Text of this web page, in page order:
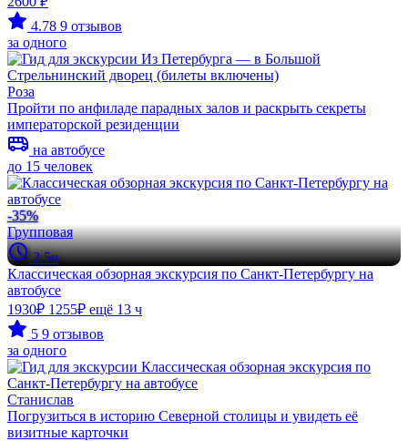
4.78 9 отзывов
за одного
Роза
Пройти по анфиладе парадных залов и раскрыть секреты
императорской резиденции
на автобусе
до 15 человек
-35%
Групповая
2.5ч
Классическая обзорная экскурсия по Санкт-Петербургу на
автобусе
1930₽ 1255₽ ещё 13 ч
5 9 отзывов
за одного
Станислав
Погрузиться в историю Северной столицы и увидеть её
визитные карточки